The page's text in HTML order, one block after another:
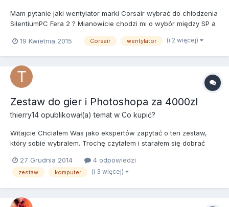
Mam pytanie jaki wentylator marki Corsair wybrać do chłodzenia
SilentiumPC Fera 2 ? Mianowicie chodzi mi o wybór między SP a
19 Kwietnia 2015
Corsair wentylator (i 2 więcej)
Zestaw do gier i Photoshopa za 4000zl
thierry14 opublikował(a) temat w Co kupić?
Witajcie Chciałem Was jako ekspertów zapytać o ten zestaw,
który sobie wybralem. Trochę czytałem i starałem się dobrać
maksymalny budżet, ale będe wdzięczny za wszystkie opinie i
rady. Jeśli ktoś miał do czynienia z tą obudową i radiatorem ni...
27 Grudnia 2014 4 odpowiedzi
zestaw komputer (i 3 więcej)